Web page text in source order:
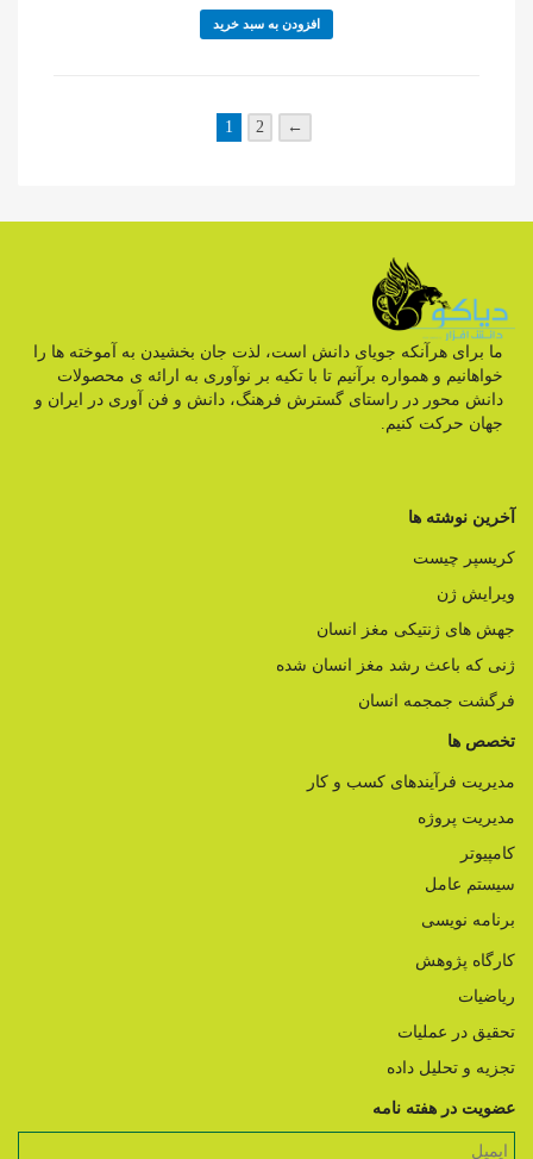
افزودن به سبد خرید
1 2 ←
ما برای هرآنکه جویای دانش است، لذت جان بخشیدن به آموخته ها را
خواهانیم و همواره برآنیم تا با تکیه بر نوآوری به ارائه ی محصولات
دانش محور در راستای گسترش فرهنگ، دانش و فن آوری در ایران و
جهان حرکت کنیم.
آخرین نوشته ها
کریسپر چیست
ویرایش ژن
جهش های ژنتیکی مغز انسان
ژنی که باعث رشد مغز انسان شده
فرگشت جمجمه انسان
تخصص ها
مدیریت فرآیندهای کسب و کار
مدیریت پروژه
کامپیوتر
سیستم عامل
برنامه نویسی
کارگاه پژوهش
ریاضیات
تحقیق در عملیات
تجزیه و تحلیل داده
عضویت در هفته نامه